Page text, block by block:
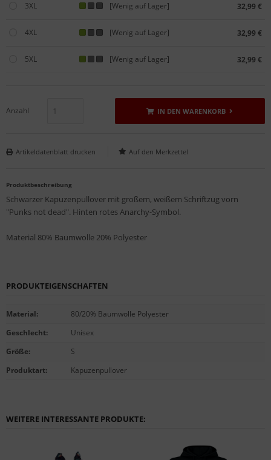
3XL [Wenig auf Lager] 32,99 €
4XL [Wenig auf Lager] 32,99 €
5XL [Wenig auf Lager] 32,99 €
Anzahl IN DEN WARENKORB
Artikeldatenblatt drucken
Produktbeschreibung
Schwarzer Kapuzenpullover mit großem, weißem Schriftzug vorn
"Punks not dead". Hinten rotes Anarchy-Symbol.
Material 80% Baumwolle 20% Polyester
PRODUKTEIGENSCHAFTEN
Material:
80/20% Baumwolle Polyester
Geschlecht:
Unisex
Größe:
S
Produktart: Kapuzenpullover
WEITERE INTERESSANTE PRODUKTE: